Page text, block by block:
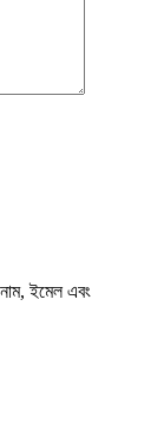
ইমেল এবং